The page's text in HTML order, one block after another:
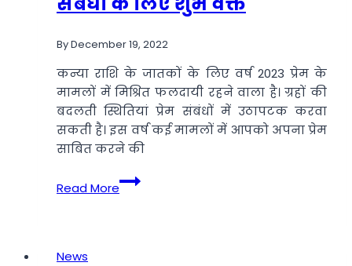
का
दिन,
संतान
सुख
और
पापों
से
पाने
ByDecember 19, 2022
कन्या राशि के जातकों के लिए वर्ष 2023 प्रेम के
मामलों में मिश्रित फलदायी रहने वाला है। ग्रहों की
बदलती स्थितियां प्रेम संबंधों में उठापटक करवा
सकती है। इस वर्ष कई मामलों में आपको अपना प्रेम
साबित करने की
Read More
कन्या
प्रेम
News